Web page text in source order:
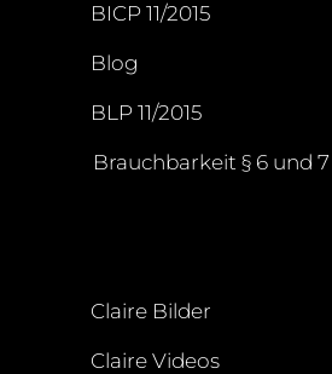
BICP 11/2015
Blog
BLP 11/2015
Brauchbarkeit § 6 und
Claire Bilder
Claire Videos